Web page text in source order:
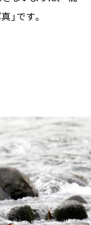
」です。